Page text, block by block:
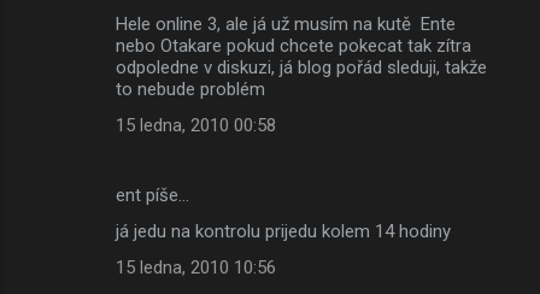
Hele online 3, ale já už musím na kutě Ente
nebo Otakare pokud chcete pokecat tak zítra
odpoledne v diskuzi, já blog pořád sleduji, takže
to nebude problém
15 ledna, 2010 00:58
ent píše…
já jedu na kontrolu prijedu kolem 14 hodiny
15 ledna, 2010 10:56